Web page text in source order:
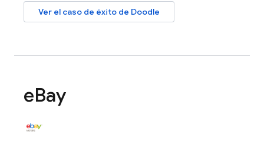
Ver el caso de éxito de Doodle
eBay